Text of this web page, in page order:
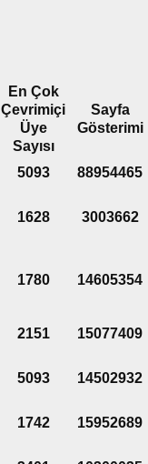
En Çok
Çevrimiçi
Üye
Sayısı
Sayfa
Gösterimi
5093 88954465
1628 3003662
1780 14605354
2151 15077409
5093 14502932
1742 15952689